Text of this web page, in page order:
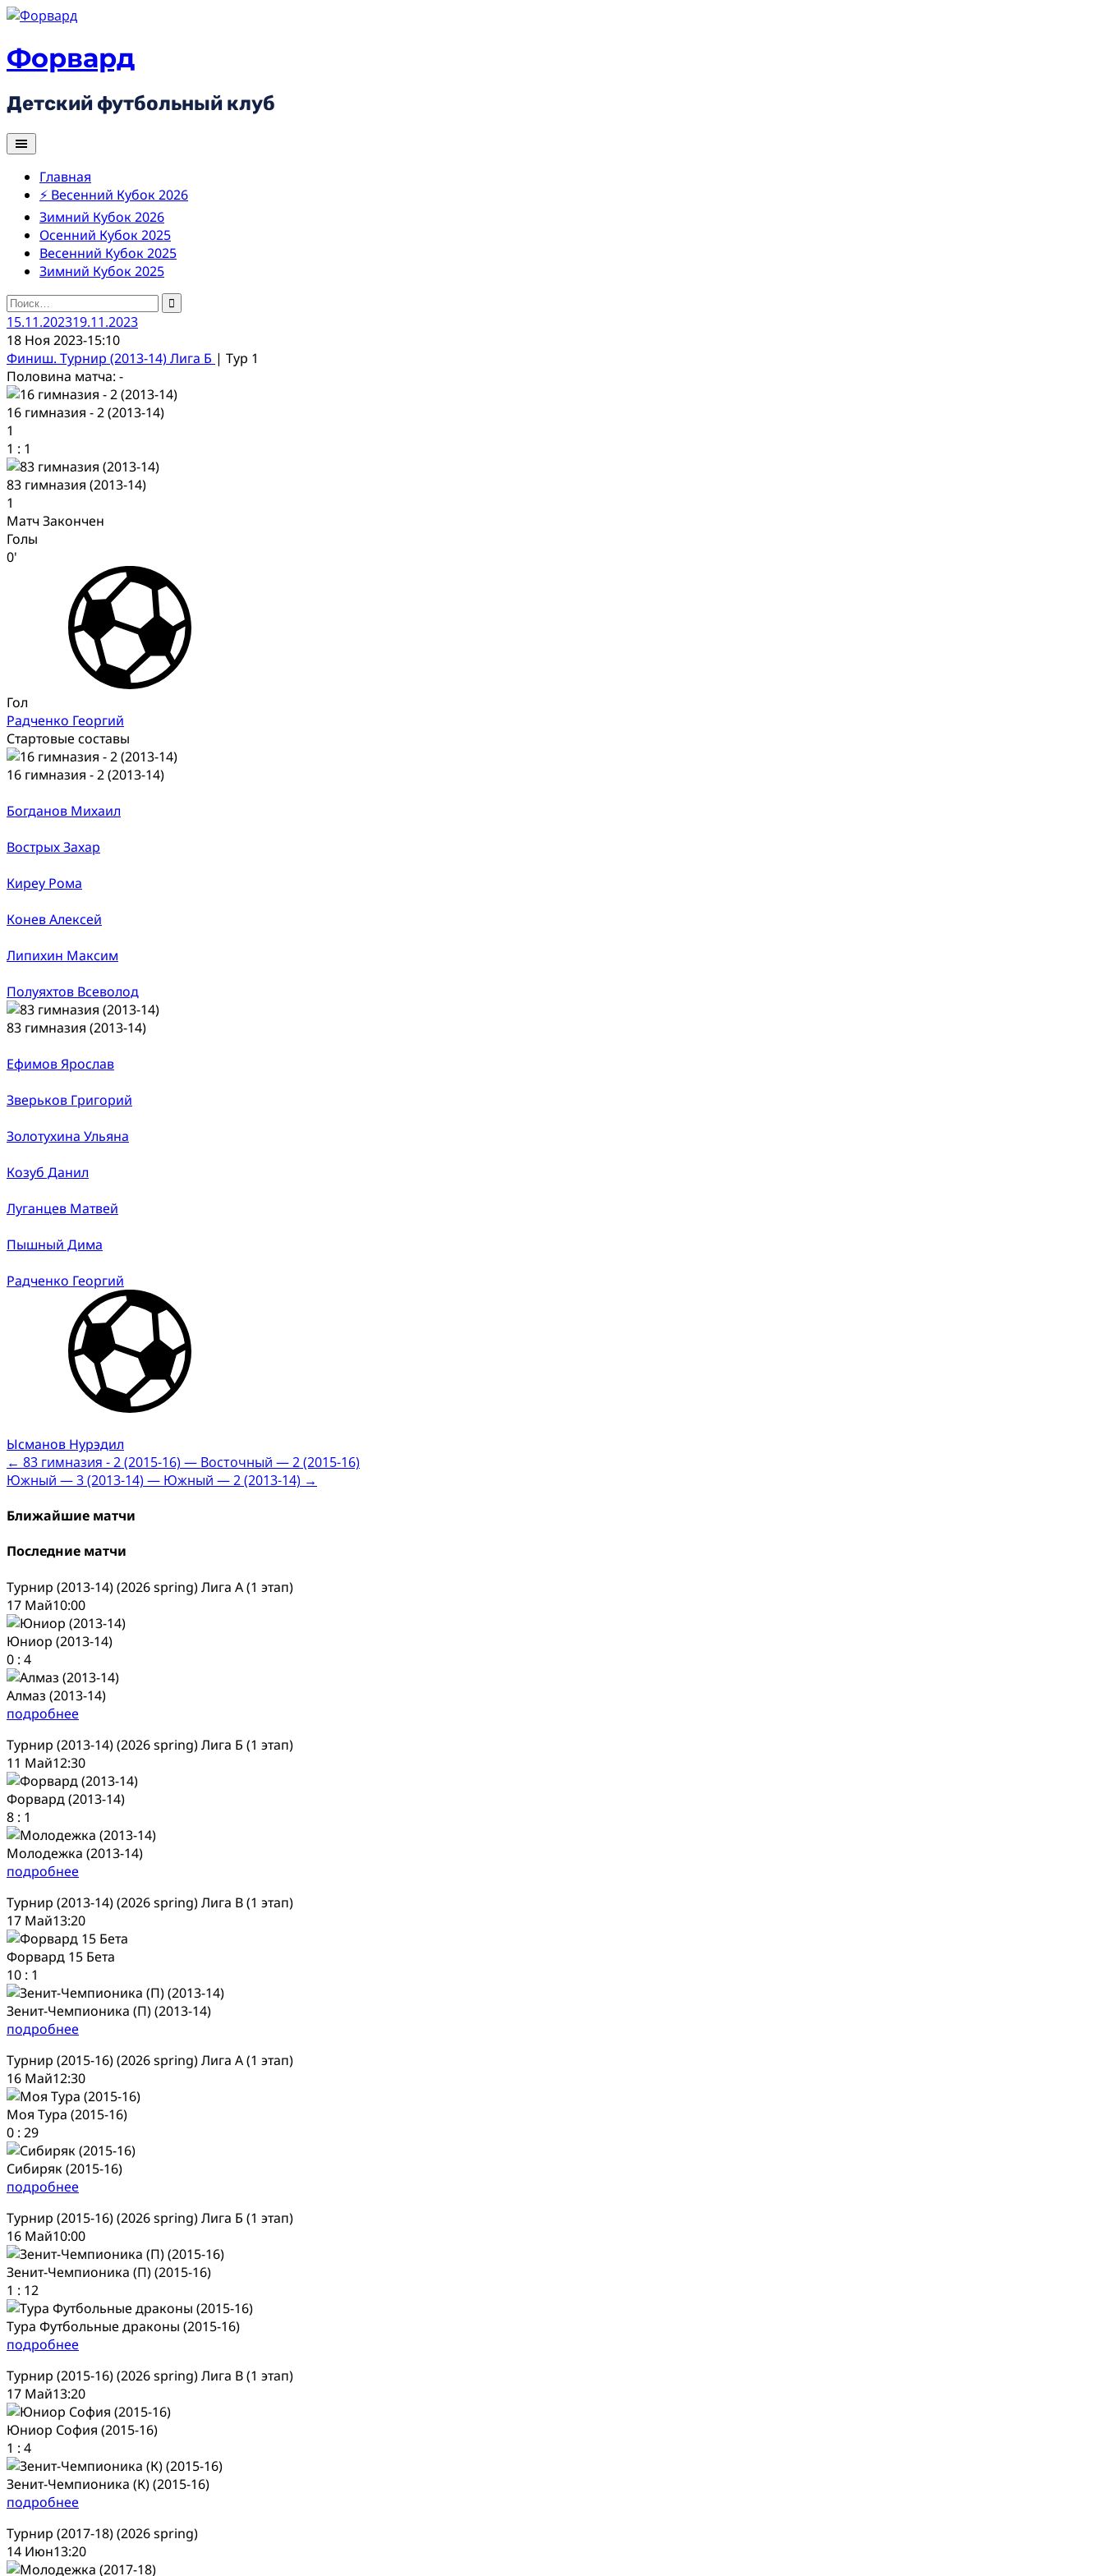
Skip
content
Форвард
Детский футбольный клуб
Главная
⚡ Весенний Кубок 2026
Зимний Кубок 2026
Осенний Кубок 2025
Весенний Кубок 2025
Зимний Кубок 2025
Найти:
15.11.202319.11.2023
18 Ноя 2023-15:10
Финиш. Турнир (2013-14) Лига Б | Тур 1
Половина матча: -
16 гимназия - 2 (2013-14)
1
1 : 1
83 гимназия (2013-14)
1
Матч Закончен
Голы
0'
Гол
Радченко Георгий
Стартовые составы
16 гимназия - 2 (2013-14)
Богданов Михаил
Вострых Захар
Киреу Рома
Конев Алексей
Липихин Максим
Полуяхтов Всеволод
83 гимназия (2013-14)
Ефимов Ярослав
Зверьков Григорий
Золотухина Ульяна
Козуб Данил
Луганцев Матвей
Пышный Дима
Радченко Георгий
Ысманов Нурэдил
Post
navigation
← 83 гимназия - 2 (2015-16) — Восточный — 2 (2015-16)
Южный — 3 (2013-14) — Южный — 2 (2013-14) →
Ближайшие матчи
Последние матчи
Турнир (2013-14) (2026 spring) Лига А (1 этап)
17 Май10:00
Юниор (2013-14)
0 : 4
Алмаз (2013-14)
подробнее
Турнир (2013-14) (2026 spring) Лига Б (1 этап)
11 Май12:30
Форвард (2013-14)
8 : 1
Молодежка (2013-14)
подробнее
Турнир (2013-14) (2026 spring) Лига В (1 этап)
17 Май13:20
Форвард 15 Бета
10 : 1
Зенит-Чемпионика (П) (2013-14)
подробнее
Турнир (2015-16) (2026 spring) Лига А (1 этап)
16 Май12:30
Моя Тура (2015-16)
0 : 29
Сибиряк (2015-16)
подробнее
Турнир (2015-16) (2026 spring) Лига Б (1 этап)
16 Май10:00
Зенит-Чемпионика (П) (2015-16)
1 : 12
Тура Футбольные драконы (2015-16)
подробнее
Турнир (2015-16) (2026 spring) Лига В (1 этап)
17 Май13:20
Юниор София (2015-16)
1 : 4
Зенит-Чемпионика (К) (2015-16)
подробнее
Турнир (2017-18) (2026 spring)
14 Июн13:20